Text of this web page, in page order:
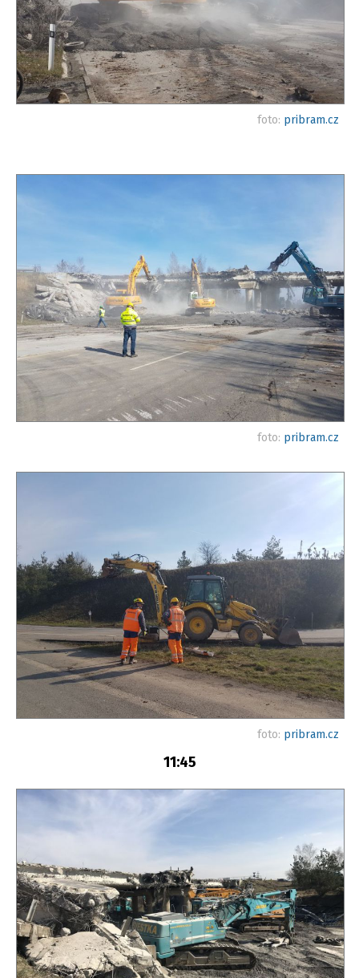
foto: pribram.cz
foto: pribram.cz
foto: pribram.cz
11:45